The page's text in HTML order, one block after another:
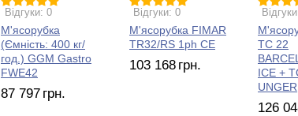
Відгуки: 0
М'ясорубка
(Ємність: 400 кг/
год.) GGM Gastro
FWE42
87 797 грн.
Відгуки: 0
М'ясорубка FIMAR
TR32/RS 1ph CE
103 168 грн.
TC 22
ICE +
UNGER
126